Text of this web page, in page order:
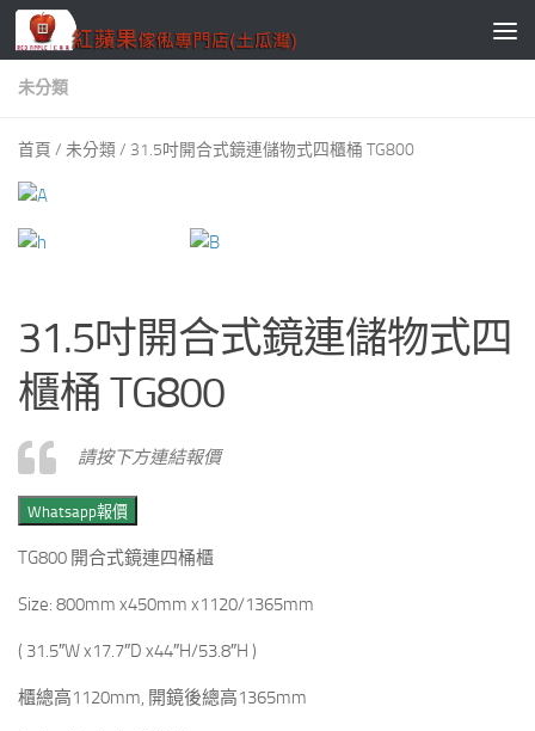
Skip to content
未分類
首頁 / 未分類/ 31.5吋開合式鏡連儲物式四櫃桶 TG800
31.5吋開合式鏡連儲物式四
櫃桶 TG800
請按下方連結報價
Whatsapp報價
TG800 開合式鏡連四桶櫃
Size: 800mm x450mm x1120/1365mm
( 31.5″W x17.7″D x44″H/53.8″H )
櫃總高1120mm, 開鏡後總高1365mm